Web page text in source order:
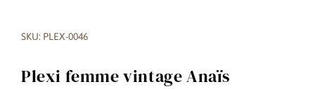
SKU: PLEX-0046
Plexi femme vintage Anaïs